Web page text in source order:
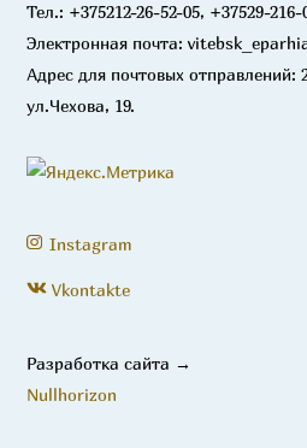
Тел.: +375212-26-52-05, +37529-
Электронная почта:
Адрес для почтовых отправлений:
ул.Чехова, 19.
Instagram
Vkontakte
Разработка сайта →
Nullhorizon